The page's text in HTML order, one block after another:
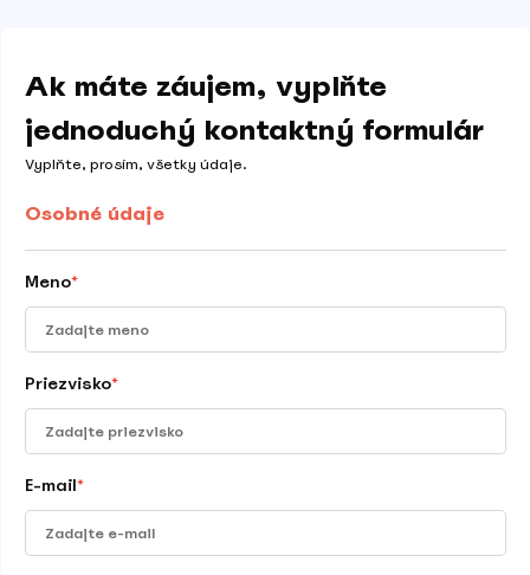
Ak máte záujem, vyplňte
jednoduchý kontaktný formulár
Vyplňte, prosím, všetky údaje.
Osobné údaje
Meno*
Priezvisko*
E-mail*